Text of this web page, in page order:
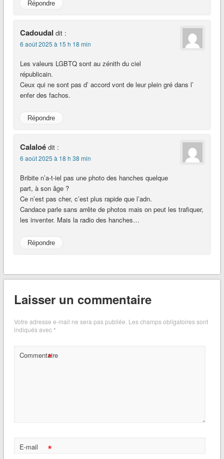
Répondre
Cadoudal dit :
6 août 2025 à 15 h 18 min
Les valeurs LGBTQ sont au zénith du ciel
républicain.
Ceux qui ne sont pas d’ accord vont de leur plein gré dans l’
enfer des fachos.
Répondre
Calaloé dit :
6 août 2025 à 18 h 38 min
Bribite n’a-t-iel pas une photo des hanches quelque
part, à son âge ?
Ce n’est pas cher, c’est plus rapide que l’adn.
Candace parle sans arrête de photos mais on peut les trafiquer,
les inventer. Mais la radio des hanches…
Répondre
Laisser un commentaire
Votre adresse e-mail ne sera pas publiée. Les champs obligatoires sont
indiqués avec*
Commentaire
*
E-mail *